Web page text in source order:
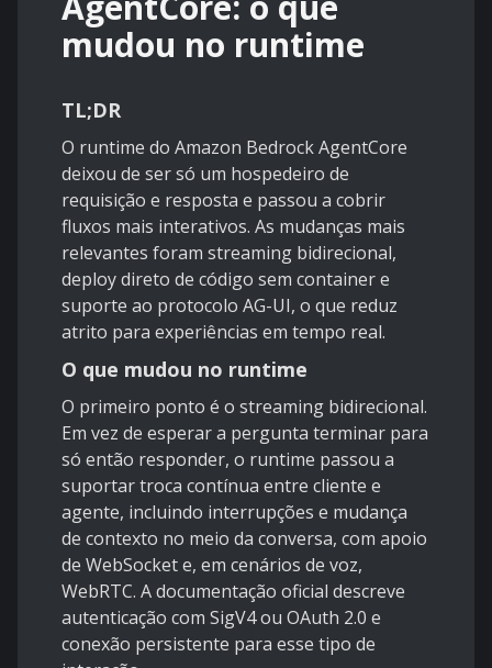
mudou no runtime
TL;DR
O runtime do Amazon Bedrock AgentCore
deixou de ser só um hospedeiro de
requisição e resposta e passou a cobrir
fluxos mais interativos. As mudanças mais
relevantes foram streaming bidirecional,
deploy direto de código sem container e
suporte ao protocolo AG-UI, o que reduz
atrito para experiências em tempo real.
O que mudou no runtime
O primeiro ponto é o streaming bidirecional.
Em vez de esperar a pergunta terminar para
só então responder, o runtime passou a
suportar troca contínua entre cliente e
agente, incluindo interrupções e mudança
de contexto no meio da conversa, com apoio
de WebSocket e, em cenários de voz,
WebRTC. A documentação oficial descreve
autenticação com SigV4 ou OAuth 2.0 e
conexão persistente para esse tipo de